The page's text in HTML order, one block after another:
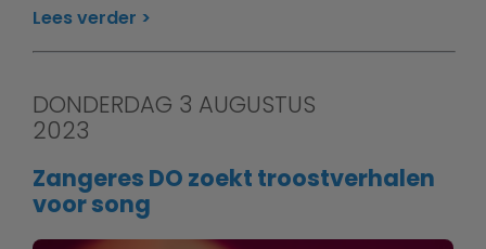
Lees verder
DONDERDAG 3 AUGUSTUS
2023
Zangeres DO zoekt troostverhalen
voor song